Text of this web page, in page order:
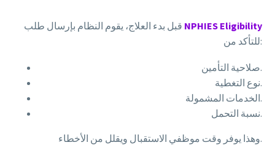
NPHIES Eligibility
للتأكد من:
صلاحية التأمين.
نوع التغطية.
الخدمات المشمولة.
نسبة التحمل.
وهذا يوفر وقت موظفي الاستقبال ويقلل من الأخطاء.